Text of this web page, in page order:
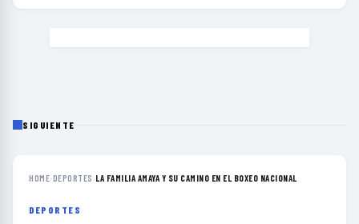
SIGUIENTE
HOME›DEPORTES ›LA FAMILIA AMAYA Y SU CAMINO EN EL BOXEO NACIONAL
DEPORTES